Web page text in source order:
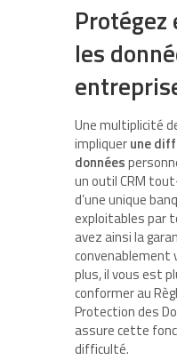
les
Une multiplicité
impliquerune
données
un outil CRM
d’une unique
exploitables par
avez ainsi la
convenablement
plus, il vous est
conformer au
Protection des
assure cette
difficulté.